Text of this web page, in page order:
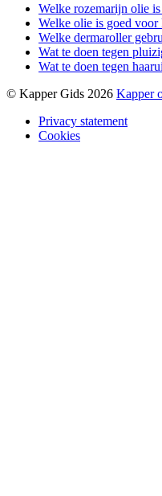
Welke rozemarijn olie
Welke olie is goed voor
Welke dermaroller
Wat te doen tegen
Wat te doen tegen
© Kapper Gids 2026 Kapper
Privacy statement
Cookies